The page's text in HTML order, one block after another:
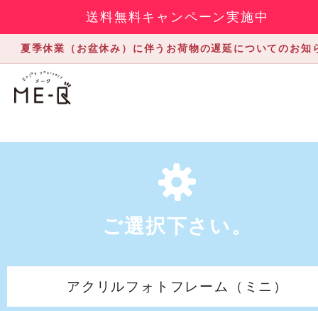
送料無料キャンペーン実施中
夏季休業（お盆休み）に伴うお荷物の遅延についてのお知
ご選択下さい。
アクリルフォトフレーム（ミニ）